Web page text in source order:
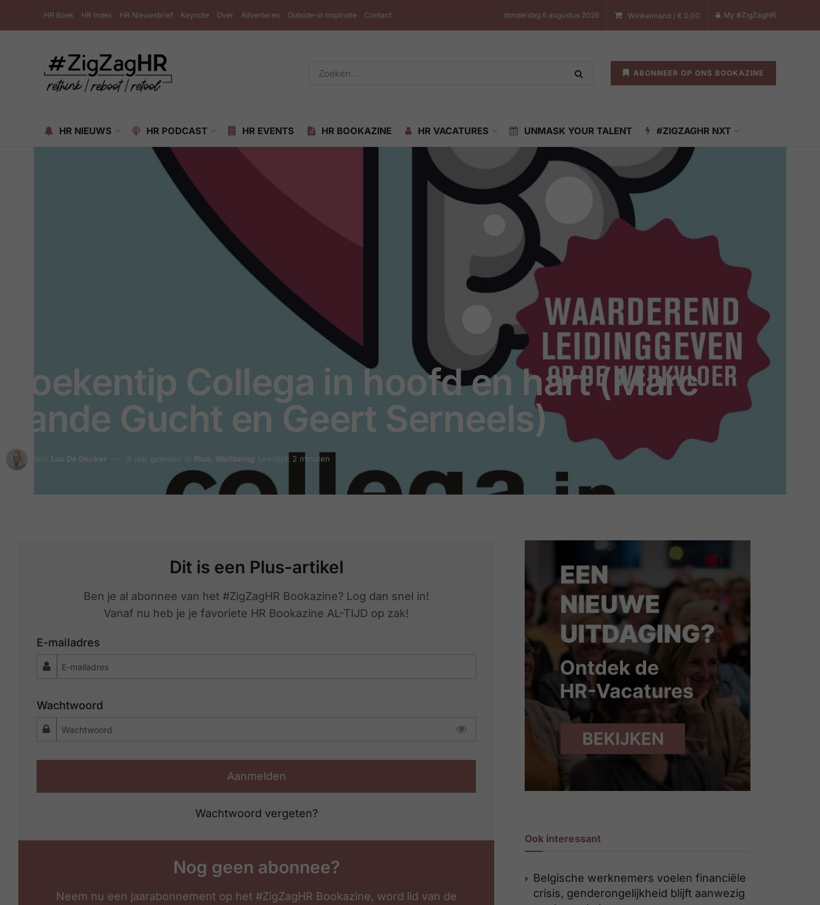
HR Boek HR Index HR Nieuwsbrief Keynote Over Adverteren Outside-in Inspiratie Contact donderdag 6 augustus 2026 Winkelmand / € 0,00 My #ZigZagHR
ABONNEER OP ONS BOOKAZINE
HR NIEUWS HR PODCAST HR EVENTS HR BOOKAZINE HR VACATURES UNMASK YOUR TALENT #ZIGZAGHR NXT
Boekentip Collega in hoofd en hart (Marc
vande Gucht en Geert Serneels)
door Luc De Decker 6 jaar geleden in Plus Wellbeing Leestijd: 2 minuten
Dit is een Plus-artikel
Ben je al abonnee van het #ZigZagHR Bookazine? Log dan snel in!
Vanaf nu heb je je favoriete HR Bookazine AL-TIJD op zak!
E-mailadres
Wachtwoord
Aanmelden
Wachtwoord vergeten?
Nog geen abonnee?
Neem nu een jaarabonnement op het #ZigZagHR Bookazine, word lid van de
Ook interessant
Belgische werknemers voelen financiële
crisis, genderongelijkheid blijft aanwezig